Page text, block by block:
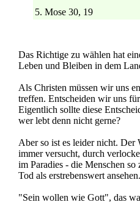
5. Mose 30, 19
Das Richtige zu wählen hat
Leben und Bleiben in dem
Als Christen müssen wir uns
treffen. Entscheiden wir uns
Eigentlich sollte diese
wer lebt denn nicht gerne?
Aber so ist es leider nicht. Der
immer versucht, durch
im Paradies - die Menschen so
Tod als erstrebenswert ansehen.
"Sein wollen wie Gott", das